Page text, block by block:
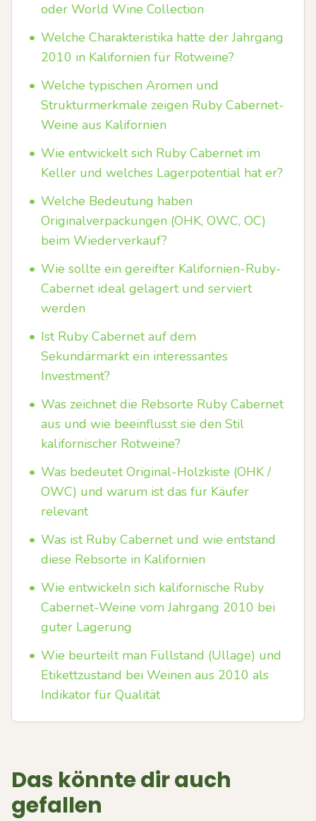
oder World Wine Collection
• Welche Charakteristika hatte der Jahrgang
2010 in Kalifornien für Rotweine?
• Welche typischen Aromen und
Strukturmerkmale zeigen Ruby Cabernet-
Weine aus Kalifornien
• Wie entwickelt sich Ruby Cabernet im
Keller und welches Lagerpotential hat er?
• Welche Bedeutung haben
Originalverpackungen (OHK, OWC, OC)
beim Wiederverkauf?
• Wie sollte ein gereifter Kalifornien-Ruby-
Cabernet ideal gelagert und serviert
werden
• Ist Ruby Cabernet auf dem
Sekundärmarkt ein interessantes
Investment?
• Was zeichnet die Rebsorte Ruby Cabernet
aus und wie beeinflusst sie den Stil
kalifornischer Rotweine?
• Was bedeutet Original-Holzkiste (OHK /
OWC) und warum ist das für Käufer
relevant
• Was ist Ruby Cabernet und wie entstand
diese Rebsorte in Kalifornien
• Wie entwickeln sich kalifornische Ruby
Cabernet-Weine vom Jahrgang 2010 bei
guter Lagerung
• Wie beurteilt man Füllstand (Ullage) und
Etikettzustand bei Weinen aus 2010 als
Indikator für Qualität
Das könnte dir auch
gefallen